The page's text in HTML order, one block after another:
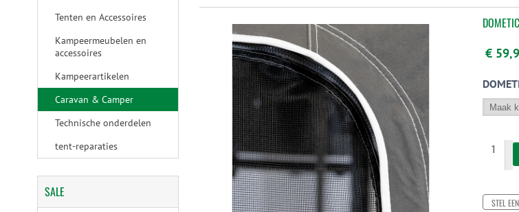
€
STEL
Tenten en Accessoires
Kampeermeubelen en
accessoires
Kampeerartikelen
Caravan & Camper
Technische onderdelen
tent-reparaties
SALE